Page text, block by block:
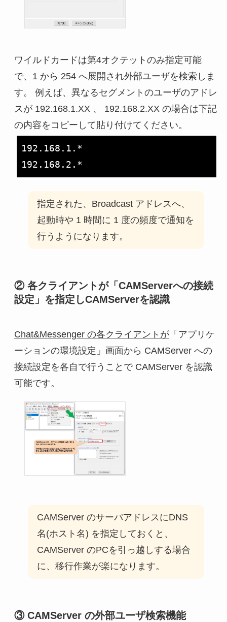
ワイルドカードは第4オクテットのみ指定可能
で、1 から 254 へ展開され外部ユーザを検索しま
す。 例えば、異なるセグメントのユーザのアドレ
スが 192.168.1.XX 、 192.168.2.XX の場合は下記
の内容をコピーして貼り付けてください。
192.168.1.*
指定された、Broadcast アドレスへ、
起動時や 1 時間に 1 度の頻度で通知を
行うようになります。
② 各クライアントが「CAMServerへの接続
設定」を指定しCAMServerを認識
Chat&Messenger の各クライアントが「アプリケ
ーションの環境設定」画面から CAMServer への
接続設定を各自で行うことで CAMServer を認識
可能です。
CAMServer のサーバアドレスにDNS
名(ホスト名) を指定しておくと、
CAMServer のPCを引っ越しする場合
に、移行作業が楽になります。
③ CAMServer の外部ユーザ検索機能